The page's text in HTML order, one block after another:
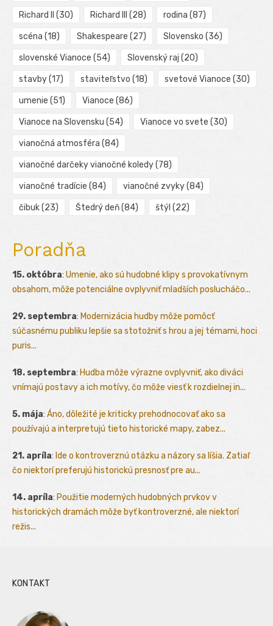
Richard II (30) Richard III (28) rodina (87)
scéna (18) Shakespeare (27) Slovensko (36)
slovenské Vianoce (54) Slovenský raj (20)
stavby(17) staviteľstvo (18) svetové Vianoce (30)
umenie (51) Vianoce (86)
Vianoce na Slovensku (54) Vianoce vo svete (30)
vianočná atmosféra (84)
vianočné darčeky vianočné koledy(78)
vianočné tradície (84) vianočné zvyky(84)
čibuk(23) Štedrý deň(84) štýl (22)
Poradňa
15. októbra: Umenie, ako sú hudobné klipy s provokatívnym
obsahom, môže potenciálne ovplyvniť mladších poslucháčo...
29. septembra: Modernizácia hudby môže pomôcť
súčasnému publiku lepšie sa stotožniť s hrou a jej témami, hoci
puris...
18. septembra: Hudba môže výrazne ovplyvniť, ako diváci
vnímajú postavy a ich motívy, čo môže viesť k rozdielnej in...
5. mája: Áno, dôležité je kriticky prehodnocovať ako sa
používajú a interpretujú tieto historické mapy, zabez...
21. apríla: Ide o kontroverznú otázku a názory sa líšia. Zatiaľ
čo niektorí preferujú historickú presnosť pre au...
14. apríla: Použitie moderných hudobných prvkov v
historických dramách môže byť kontroverzné, ale niektorí
režis...
KONTAKT